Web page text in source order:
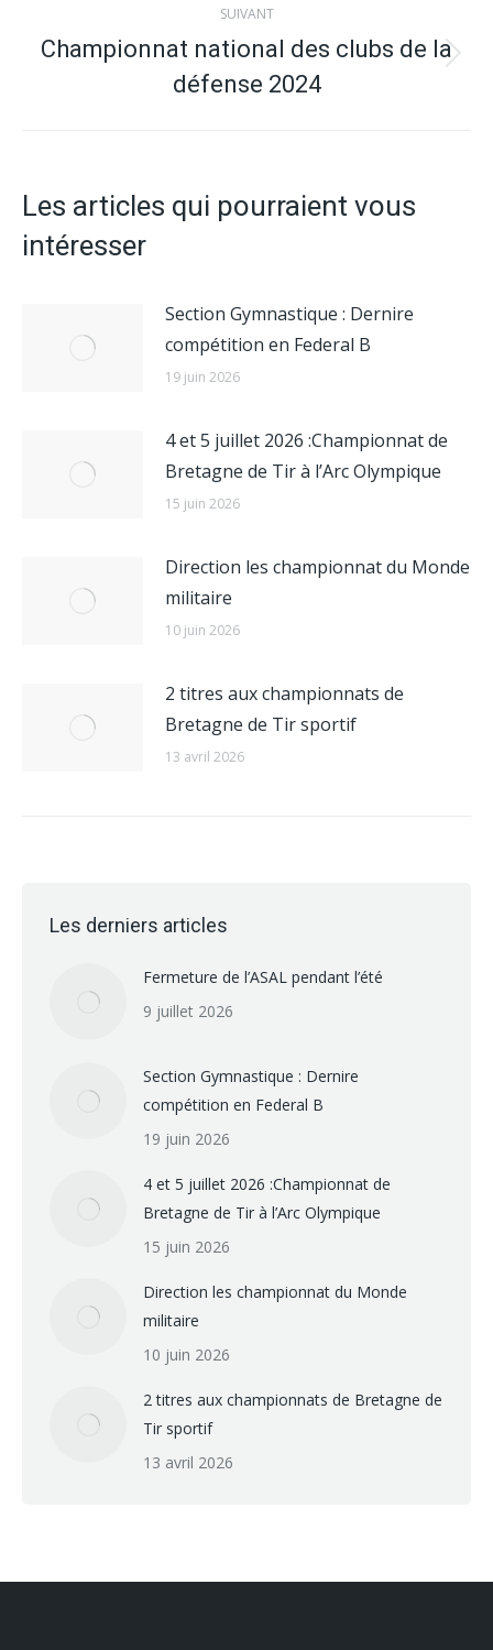
SUIVANT
suivant
Championnat national des clubs de la
défense 2024
Les articles qui pourraient vous
intéresser
Section Gymnastique : Dernire
compétition en Federal B
19 juin 2026
4 et 5 juillet 2026 :Championnat de
Bretagne de Tir à l’Arc Olympique
15 juin 2026
Direction les championnat du Monde
militaire
10 juin 2026
2 titres aux championnats de
Bretagne de Tir sportif
13 avril 2026
Les derniers articles
Fermeture de l’ASAL pendant l’été
9 juillet 2026
Section Gymnastique : Dernire
compétition en Federal B
19 juin 2026
4 et 5 juillet 2026 :Championnat de
Bretagne de Tir à l’Arc Olympique
15 juin 2026
Direction les championnat du Monde
militaire
10 juin 2026
2 titres aux championnats de Bretagne de
Tir sportif
13 avril 2026